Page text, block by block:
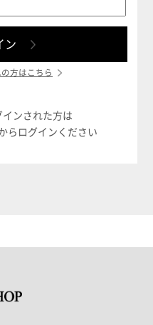
方はこちら
ンされた方は
らログインください